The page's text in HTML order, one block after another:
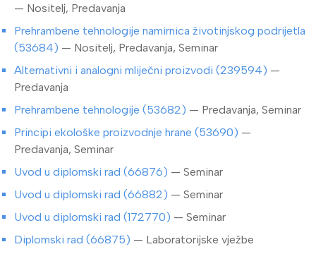
— Nositelj, Predavanja
Prehrambene tehnologije namirnica životinjskog podrijetla
(53684) — Nositelj, Predavanja, Seminar
Alternativni i analogni mliječni proizvodi (239594) —
Predavanja
Prehrambene tehnologije (53682) — Predavanja, Seminar
Principi ekološke proizvodnje hrane (53690) —
Predavanja, Seminar
Uvod u diplomski rad (66876) — Seminar
Uvod u diplomski rad (66882) — Seminar
Uvod u diplomski rad (172770) — Seminar
Diplomski rad (66875) — Laboratorijske vježbe